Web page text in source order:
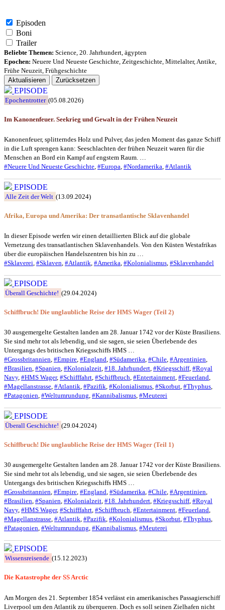
Episoden
Boni
Trailer
Beliebte Themen: Science 20. Jahrhundert ägypten
Epochen: Neuere Und Neueste Geschichte Zeitgeschichte Mittelalter, Antike
Frühe Neuzeit Frühgeschichte
Aktualisieren
Zurücksetzen
EPISODE
Epochentrotter (05.08.2026)
Im Kanonenfeuer. Seekrieg und Gewalt in der Frühen Neuzeit
Kanonenfeuer, splitterndes Holz und Pulver, das jeden Moment das ganze Schiff
in die Luft sprengen kann: Seeschlachten der frühen Neuzeit waren für die
Menschen an Bord ein Kampf auf engstem Raum. …
#Neuere Und Neueste Geschichte, #Europa, #Nordamerika, #Atlantik
EPISODE
Alle Zeit der Welt (13.09.2024)
Afrika, Europa und Amerika: Der transatlantische Sklavenhandel
In dieser Episode werfen wir einen detaillierten Blick auf die globale
Vernetzung des transatlantischen Sklavenhandels. Von den Küsten Westafrikas
über die europäischen Handelszentren bis hin zu …
#Sklaverei, #Sklaven, #Atlantik, #Amerika, #Kolonialismus, #Sklavenhandel
EPISODE
Überall Geschichte! (29.04.2024)
Schiffbruch! Die unglaubliche Reise der HMS Wager (Teil 2)
30 ausgemergelte Gestalten landen am 28. Januar 1742 vor der Küste Brasiliens.
Sie sind mehr tot als lebendig, und sie sagen, sie seien Überlebende des
Untergangs des britischen Kriegsschiffs HMS …
#Grossbritannien, #Empire, #England, #Südamerika, #Chile, #Argentinien,
#Brasilien, #Spanien, #Kolonialzeit, #18. Jahrhundert, #Kriegsschiff, #Royal
Navy, #HMS Wager, #Schifffahrt, #Schiffbruch, #Entertainment, #Feuerland,
#Magellanstrasse, #Atlantik, #Pazifik, #Kolonialismus, #Skorbut, #Thyphus,
#Patagonien, #Weltumrundung, #Kannibalismus, #Meuterei
EPISODE
Überall Geschichte! (29.04.2024)
Schiffbruch! Die unglaubliche Reise der HMS Wager (Teil 1)
30 ausgemergelte Gestalten landen am 28. Januar 1742 vor der Küste Brasiliens.
Sie sind mehr tot als lebendig, und sie sagen, sie seien Überlebende des
Untergangs des britischen Kriegsschiffs HMS …
#Grossbritannien, #Empire, #England, #Südamerika, #Chile, #Argentinien,
#Brasilien, #Spanien, #Kolonialzeit, #18. Jahrhundert, #Kriegsschiff, #Royal
Navy, #HMS Wager, #Schifffahrt, #Schiffbruch, #Entertainment, #Feuerland,
#Magellanstrasse, #Atlantik, #Pazifik, #Kolonialismus, #Skorbut, #Thyphus,
#Patagonien, #Weltumrundung, #Kannibalismus, #Meuterei
EPISODE
Wissensreisende (15.12.2023)
Die Katastrophe der SS Arctic
Am Morgen des 21. September 1854 verlässt ein amerikanisches Passagierschiff
Liverpool um den Atlantik zu überqueren. Doch es soll seinen Zielhafen nicht